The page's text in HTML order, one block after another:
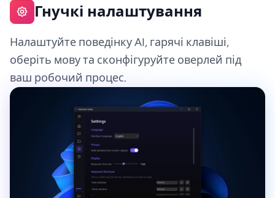
Гнучкі налаштування
Налаштуйте поведінку AI, гарячі клавіші,
оберіть мову та сконфігуруйте оверлей під
ваш робочий процес.